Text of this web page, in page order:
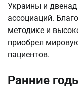
Украины и
ассоциаций.
методике и
приобрел
пациентов.
Ранние